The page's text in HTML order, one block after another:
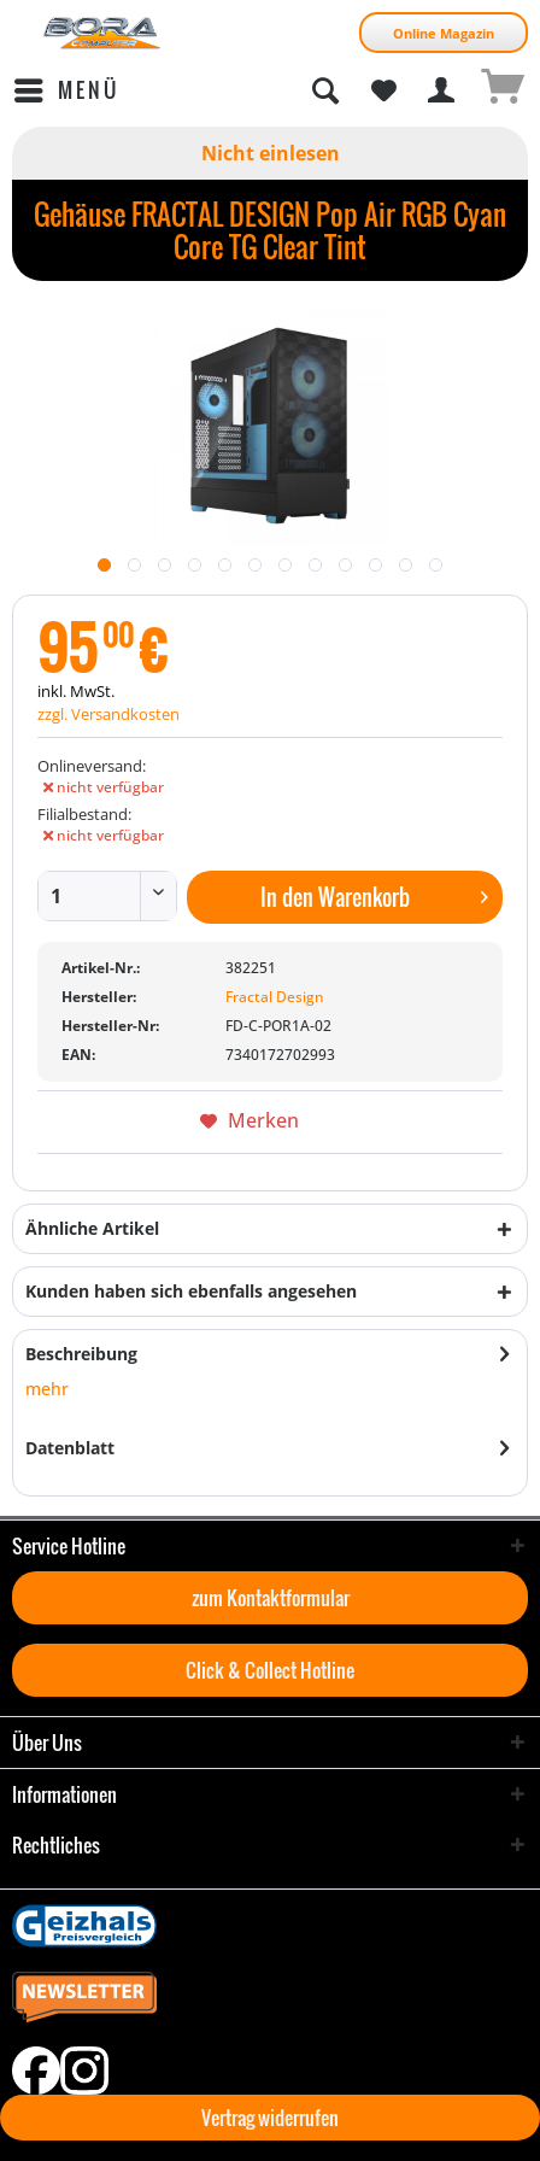
Online Magazin
MENÜ
Nicht einlesen
Gehäuse FRACTAL DESIGN Pop Air RGB Cyan
Core TG Clear Tint
9500€
inkl. MwSt.
zzgl. Versandkosten
Onlineversand:
nicht verfügbar
Filialbestand:
nicht verfügbar
In denWarenkorb
Artikel-Nr.:
382251
Hersteller:
Fractal Design
Hersteller-Nr:
FD-C-POR1A-02
EAN:
7340172702993
Merken
Ähnliche Artikel
Kunden haben sich ebenfalls angesehen
Beschreibung
mehr
Datenblatt
Service Hotline
zum Kontaktformular
Click & Collect Hotline
Über Uns
Informationen
Rechtliches
Vertrag widerrufen